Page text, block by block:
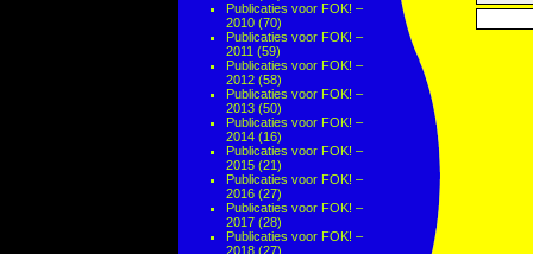
Publicaties voor FOK! –
2010 (70)
Publicaties voor FOK! –
2011 (59)
Publicaties voor FOK! –
2012 (58)
Publicaties voor FOK! –
2013 (50)
Publicaties voor FOK! –
2014 (16)
Publicaties voor FOK! –
2015 (21)
Publicaties voor FOK! –
2016 (27)
Publicaties voor FOK! –
2017 (28)
Publicaties voor FOK! –
2018 (27)